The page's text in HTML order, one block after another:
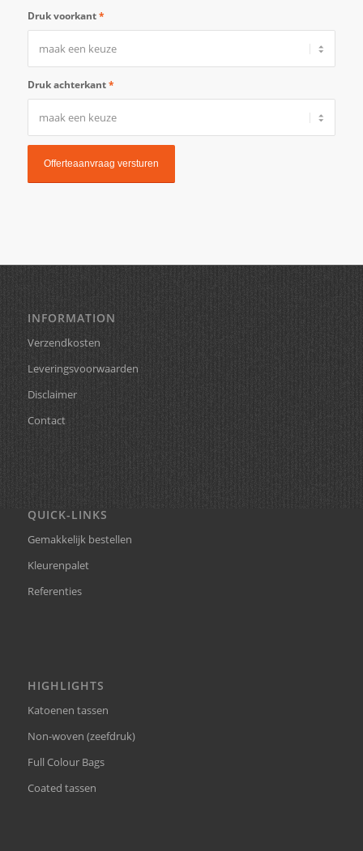
Druk voorkant*
Druk achterkant*
INFORMATION
Verzendkosten
Leveringsvoorwaarden
Disclaimer
Contact
QUICK-LINKS
Gemakkelijk bestellen
Kleurenpalet
Referenties
HIGHLIGHTS
Katoenen tassen
Non-woven (zeefdruk)
Full Colour Bags
Coated tassen